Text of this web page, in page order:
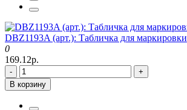
DBZ1193A (арт.): Табличка для маркировки
0
169.12р.
-
+
В корзину